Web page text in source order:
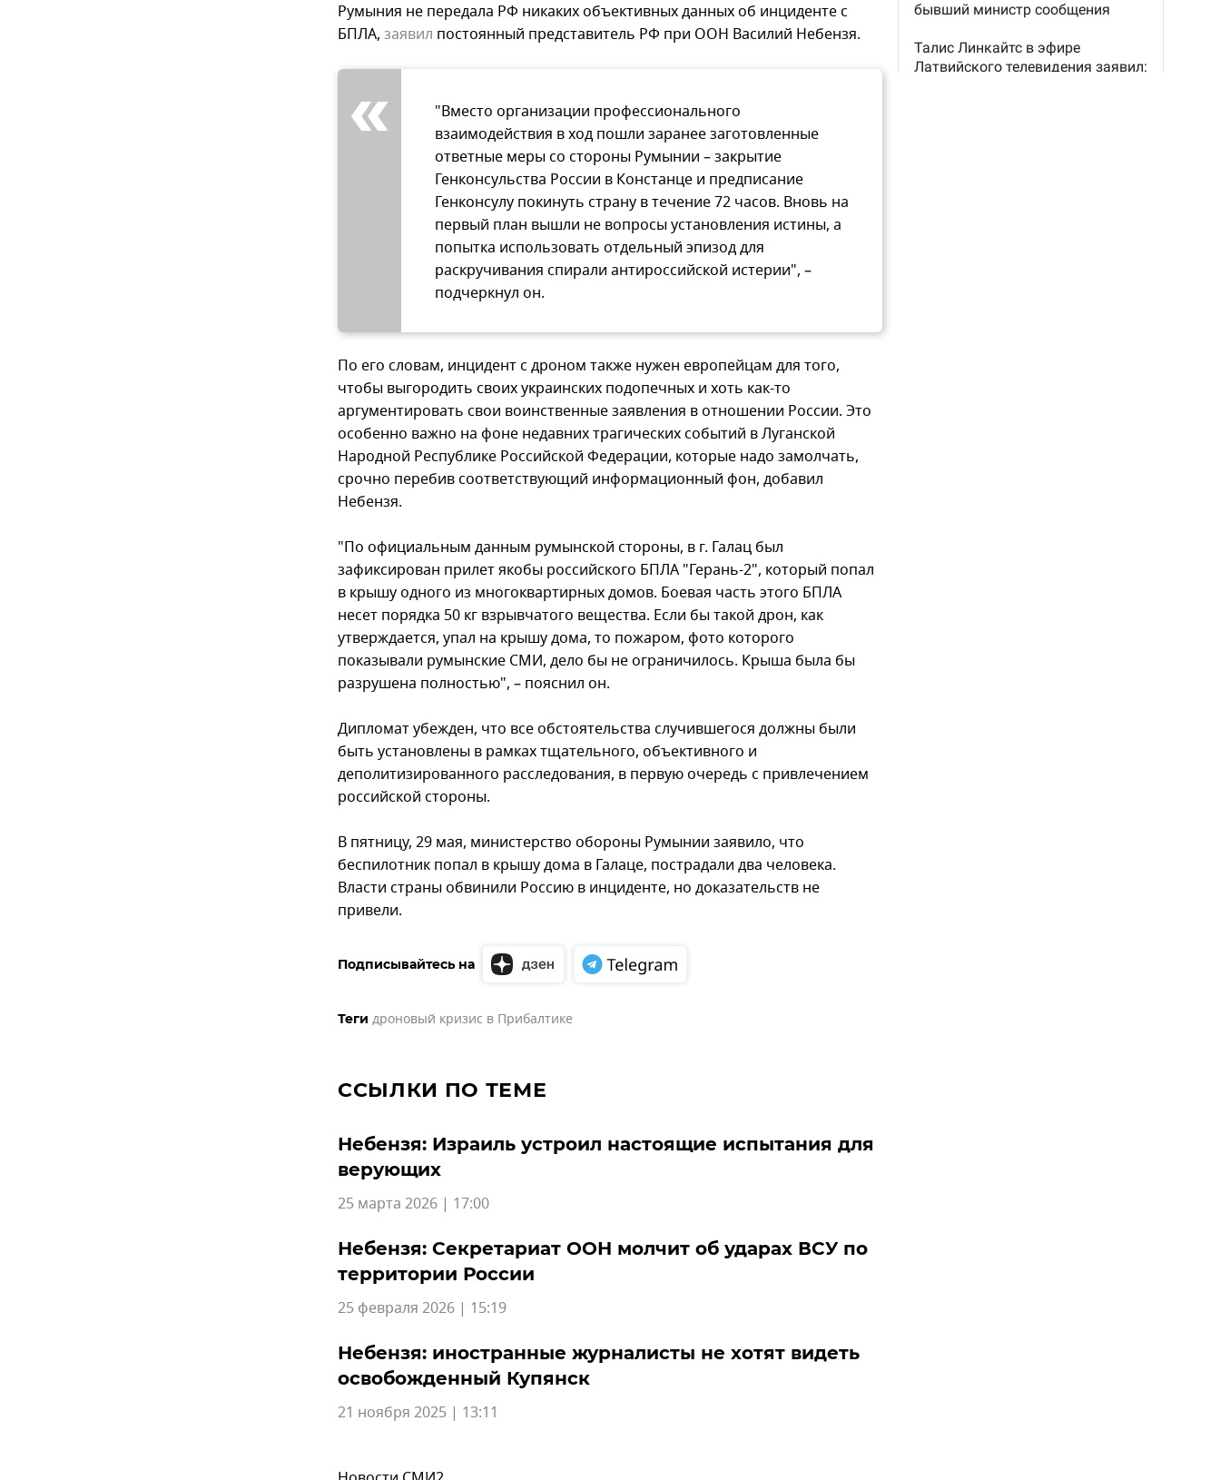
Румыния не передала РФ никаких объективных данных об инциденте с
БПЛА, заявил постоянный представитель РФ при ООН Василий Небензя.
"Вместо организации профессионального
взаимодействия в ход пошли заранее заготовленные
ответные меры со стороны Румынии – закрытие
Генконсульства России в Констанце и предписание
Генконсулу покинуть страну в течение 72 часов. Вновь на
первый план вышли не вопросы установления истины, а
попытка использовать отдельный эпизод для
раскручивания спирали антироссийской истерии", –
подчеркнул он.
По его словам, инцидент с дроном также нужен европейцам для того,
чтобы выгородить своих украинских подопечных и хоть как-то
аргументировать свои воинственные заявления в отношении России. Это
особенно важно на фоне недавних трагических событий в Луганской
Народной Республике Российской Федерации, которые надо замолчать,
срочно перебив соответствующий информационный фон, добавил
Небензя.
"По официальным данным румынской стороны, в г. Галац был
зафиксирован прилет якобы российского БПЛА "Герань-2", который попал
в крышу одного из многоквартирных домов. Боевая часть этого БПЛА
несет порядка 50 кг взрывчатого вещества. Если бы такой дрон, как
утверждается, упал на крышу дома, то пожаром, фото которого
показывали румынские СМИ, дело бы не ограничилось. Крыша была бы
разрушена полностью", – пояснил он.
Дипломат убежден, что все обстоятельства случившегося должны были
быть установлены в рамках тщательного, объективного и
деполитизированного расследования, в первую очередь с привлечением
российской стороны.
В пятницу, 29 мая, министерство обороны Румынии заявило, что
беспилотник попал в крышу дома в Галаце, пострадали два человека.
Власти страны обвинили Россию в инциденте, но доказательств не
привели.
Подписывайтесь на
Теги дроновый кризис в Прибалтике
ССЫЛКИ ПО ТЕМЕ
Небензя: Израиль устроил настоящие испытания для
верующих
25 марта 2026 | 17:00
Небензя: Секретариат ООН молчит об ударах ВСУ по
территории России
25 февраля 2026 | 15:19
Небензя: иностранные журналисты не хотят видеть
освобожденный Купянск
21 ноября 2025 | 13:11